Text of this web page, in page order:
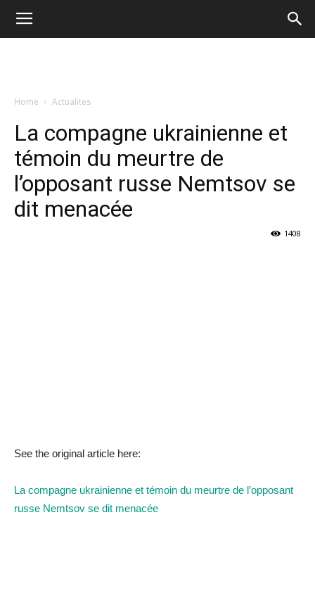
Home Actualites
La compagne ukrainienne et
témoin du meurtre de
l’opposant russe Nemtsov se
dit menacée
1408
See the original article here:
La compagne ukrainienne et témoin du meurtre de l’opposant
russe Nemtsov se dit menacée